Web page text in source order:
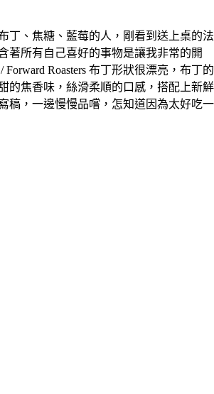
丁、焦糖、藍莓的人，剛看到送上桌的法
著所有自己喜好的事物是讓我非常的開
Roasters 布丁形狀很漂亮，布丁的
的焦香味，絲滑柔順的口感，搭配上新鮮
稿，一邊慢慢品嚐，怎知道因為太好吃一